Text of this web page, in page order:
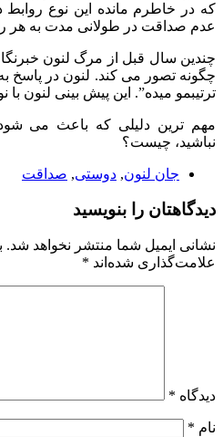
که در خاطرم مانده این نوع روابط
عدم صداقت در طولانی مدت به هر
چندین سال قبل از مرگ لنون
چگونه تصور می کند. لنون در پاسخ به
ترتیبمو میده”. این پیش بینی لنون
مهم ترین دلیلی که باعث می
نباشید، چیست؟
جان لنون, دوستی, صداقت
دیدگاهتان را بنویسید
نشانی ایمیل شما منتشر نخواهد شد.
علامت‌گذاری شده‌اند *
دیدگاه *
نام *